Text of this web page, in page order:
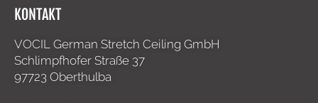
KONTAKT
VOCIL German Stretch Ceiling GmbH
Schlimpfhofer Straße 37
97723 Oberthulba